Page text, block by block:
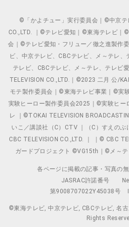
©「かよチュー」実行委員会｜©中京テ
CO.,LTD. ｜©テレビ愛知｜©東海テレビ｜
会｜©テレビ愛知・フリュー／徹之進製作
ビ、中京テレビ、CBCテレビ、メ～テレ
テレビ、CBCテレビ、メ～テレ、テレ
TELEVISION CO.,LTD.｜©2023 二月 公/
モテ製作委員会｜©東海テレビ事業｜©実
実験ヒーロー製作委員会2025｜©実験ヒ
レ ｜©TOKAI TELEVISION
いこ／講談社（C）CTV ｜（C）すえの
CBC TELEVISION CO.,LTD. ｜ ｜© CBC
ガードプロジェクト ©VG15th｜©メ～
各ページに掲載の記事・写真の
JASRAC許諾番号
第9008707022Y45038号
©東海テレビ, 中京テレビ, CBCテレビ, 名
Rights